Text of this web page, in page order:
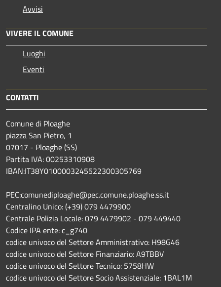
Avvisi
VIVERE IL COMUNE
Luoghi
Eventi
CONTATTI
Comune di Ploaghe
piazza San Pietro, 1
07017 - Ploaghe (SS)
Partita IVA: 00253310908
IBAN:IT38Y0100003245522300305769
PEC:comunediploaghe@pec.comune.ploaghe.ss.it
Centralino Unico: (+39) 079 4479900
Centrale Polizia Locale: 079 4479902 - 079 449440
Codice IPA ente: c_g740
codice univoco del Settore Amministrativo: H98G46
codice univoco del Settore Finanziario: A9TBBV
codice univoco del Settore Tecnico: 5758HW
codice univoco del Settore Socio Assistenziale: 1BAL1M